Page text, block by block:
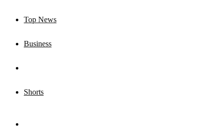
Top News
Business
Shorts